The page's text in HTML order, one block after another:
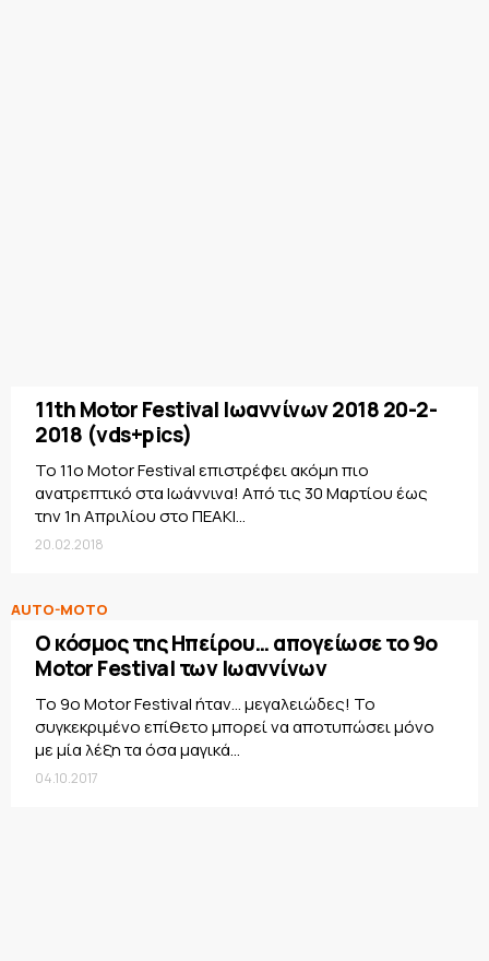
11th Motor Festival Ιωαννίνων 2018 20-2-
2018 (vds+pics)
To 11o Motor Festival επιστρέφει ακόμη πιο
ανατρεπτικό στα Ιωάννινα! Από τις 30 Μαρτίου έως
την 1η Απριλίου στο ΠΕΑΚΙ...
20.02.2018
AUTO-MOTO
Ο κόσμος της Ηπείρου… απογείωσε το 9ο
Motor Festival των Ιωαννίνων
Το 9o Motor Festival ήταν… μεγαλειώδες! Το
συγκεκριμένο επίθετο μπορεί να αποτυπώσει μόνο
με μία λέξη τα όσα μαγικά...
04.10.2017